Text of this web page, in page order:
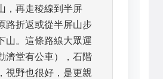
，再走稜線到半屏
路折返或從半屏山步
山。這條路線大眾運
濟堂有公車），石階
視野也很好，是更親